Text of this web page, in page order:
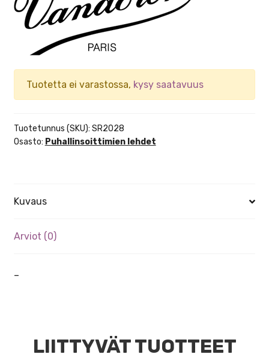
Tuotetta ei varastossa, kysy saatavuus
Tuotetunnus (SKU): SR2028
Osasto: Puhallinsoittimien lehdet
Kuvaus
Arviot (0)
–
LIITTYVÄT TUOTTEET